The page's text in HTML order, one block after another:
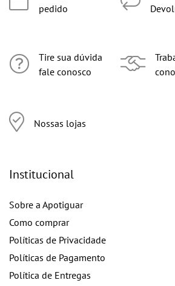
pedido
Tire sua dúvida
fale conosco
Nossas lojas
Institucional
Sobre a Apotiguar
Como comprar
Políticas de Privacidade
Políticas de Pagamento
Política de Entregas